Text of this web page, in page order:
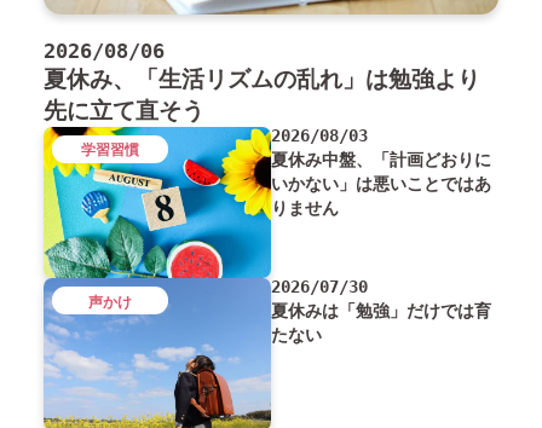
2026/08/06
夏休み、「生活リズムの乱れ」は勉強より
先に立て直そう
2026/08/03
夏休み中盤、「計画どおりに
いかない」は悪いことではあ
りません
学習習慣
2026/07/30
夏休みは「勉強」だけでは育
たない
声かけ